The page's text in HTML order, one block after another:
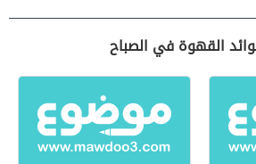
القهوة في الصباح